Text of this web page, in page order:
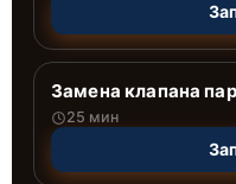
Замена клапана
25 мин